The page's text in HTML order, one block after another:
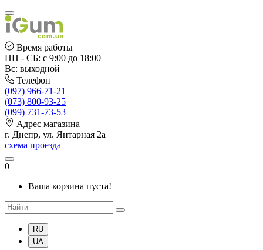
Время работы
ПН - СБ: с 9:00 до 18:00
Вс: выходной
Телефон
(097) 966-71-21
(073) 800-93-25
(099) 731-73-53
Адрес магазина
г. Днепр, ул. Янтарная 2а
схема проезда
0
Ваша корзина пуста!
RU
UA